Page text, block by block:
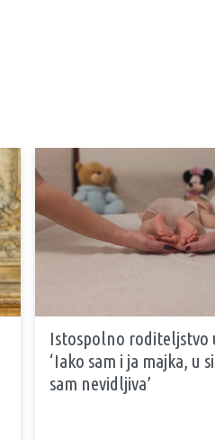
Istospolno roditeljstvo
‘Iako sam i ja majka, u
sam nevidljiva’